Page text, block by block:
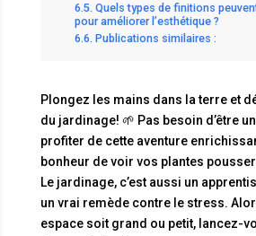
Quels types de finitions
pour améliorer l’esthétique ?
Publications similaires :
Plongez les mains dans la terre et
du jardinage! 🌱 Pas besoin d’être
profiter de cette aventure
bonheur de voir vos plantes
Le jardinage, c’est aussi un
un vrai remède contre le stress.
espace soit grand ou petit, lancez-